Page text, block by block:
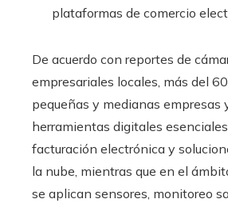
plataformas de comercio
De acuerdo con reportes de
empresariales locales, más del
pequeñas y medianas empresas
herramientas digitales
facturación electrónica y
la nube, mientras que en el
se aplican sensores, monitoreo